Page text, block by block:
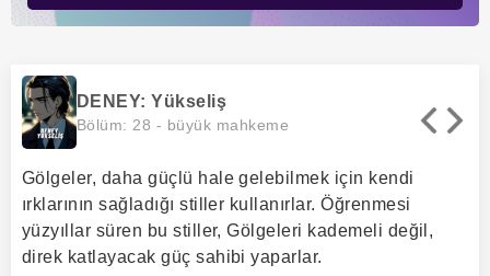
DENEY: Yükseliş
Bölüm: 28 - büyük mahkeme
Gölgeler, daha güçlü hale gelebilmek için kendi
ırklarının sağladığı stiller kullanırlar. Öğrenmesi
yüzyıllar süren bu stiller, Gölgeleri kademeli değil,
direk katlayacak güç sahibi yaparlar.